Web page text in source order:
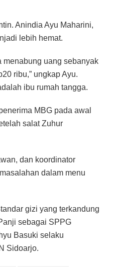
Anindia Ayu Maharini,
lebih hemat.
menabung uang sebanyak
ribu,” ungkap Ayu.
ibu rumah tangga.
MBG pada awal
salat Zuhur
dan koordinator
dalam menu
gizi yang terkandung
sebagai SPPG
Basuki selaku
Sidoarjo.